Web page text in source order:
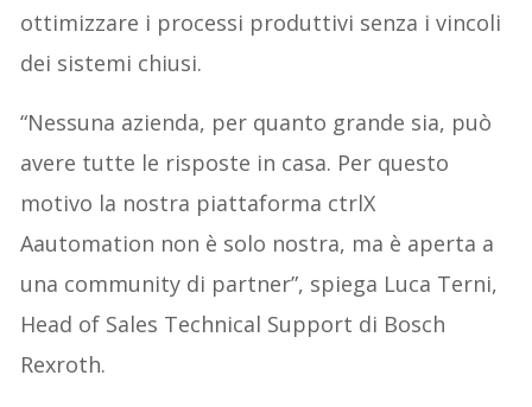
ottimizzare i processi produttivi senza i vincoli
dei sistemi chiusi.
“Nessuna azienda, per quanto grande sia, può
avere tutte le risposte in casa. Per questo
motivo la nostra piattaforma ctrlX
Aautomation non è solo nostra, ma è aperta a
una community di partner”, spiega Luca Terni,
Head of Sales Technical Support di Bosch
Rexroth.